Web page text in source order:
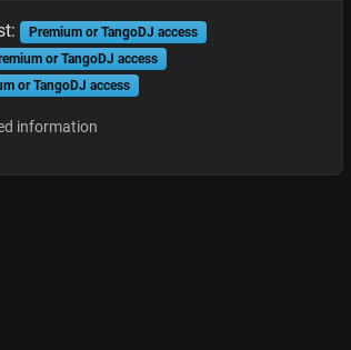
Premium or TangoDJ access
or TangoDJ access
or TangoDJ access
information